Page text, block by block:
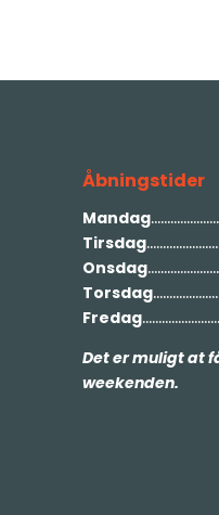
Åbningstider
Mandag
Tirsdag
Onsdag
Torsdag
Fredag
Det er muligt at
weekenden.